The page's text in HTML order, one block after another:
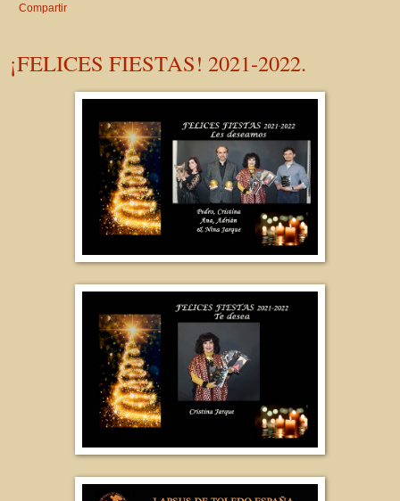
Compartir
¡FELICES FIESTAS! 2021-2022.